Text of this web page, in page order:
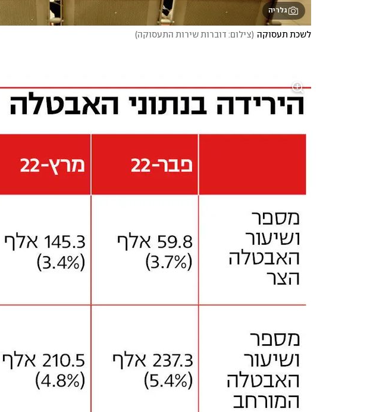
גלריה
לשכת תעסוקה (צילום: דוברות שירות התעסוקה)